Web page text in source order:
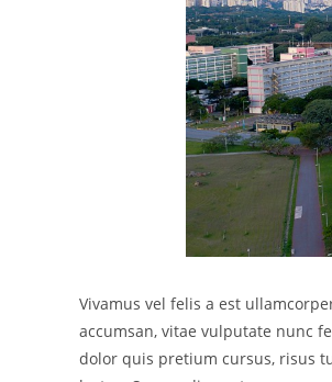
Vivamus vel felis a est
accumsan, vitae vulputate nunc
dolor quis pretium cursus, risus